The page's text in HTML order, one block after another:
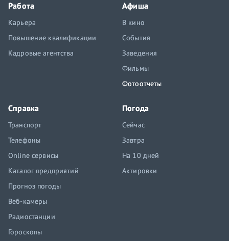
Работа
Карьера
Повышение квалификации
Кадровые агентства
Афиша
В кино
События
Заведения
Фильмы
Фотоотчеты
Справка
Транспорт
Телефоны
Online сервисы
Каталог предприятий
Прогноз погоды
Веб-камеры
Радиостанции
Гороскопы
Погода
Сейчас
Завтра
На 10 дней
Актировки